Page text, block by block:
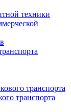
техники
транспорта
транспорта